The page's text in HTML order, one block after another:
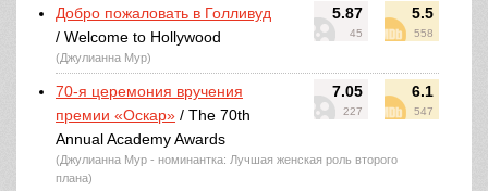
5.87
45
5.5
558
Добро пожаловать в Голливуд
/ Welcome to Hollywood
(Джулианна Мур)
7.05
227
6.1
547
70-я церемония вручения
премии «Оскар» / The 70th
Annual Academy Awards
(Джулианна Мур - номинантка: Лучшая женская роль второго
плана)